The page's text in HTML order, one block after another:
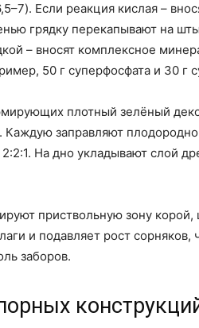
Если реакция кислая –
грядку перекапывают на
– вносят комплексное
50 г суперфосфата и 30 г
плотный зелёный
заправляют
На дно укладывают слой
приствольную зону
и подавляет рост
заборов.